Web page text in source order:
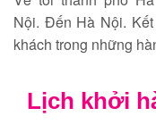
Nội. Đến Hà Nội.
khách trong những
Lịch khởi